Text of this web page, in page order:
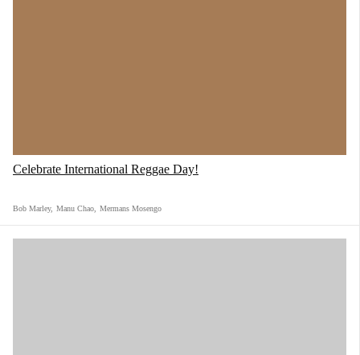
Celebrate International Reggae Day!
Bob Marley, Manu Chao Mermans Mosengo